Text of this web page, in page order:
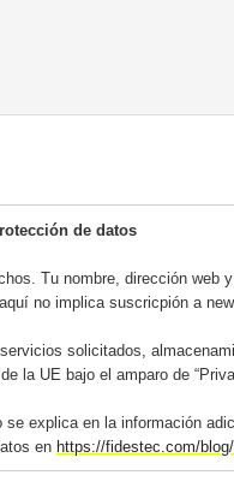
de datos
Tu nombre, dirección web
no implica suscricpión a
solicitados,
la UE bajo el amparo de
se explica en la información
en https://fidestec.com/